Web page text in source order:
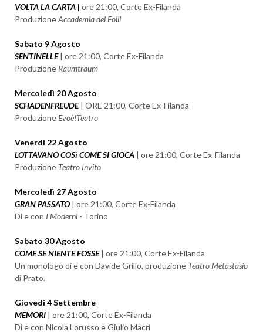
VOLTA LA CARTA | ore 21:00, Corte Ex-Filanda
ProduzioneAccademia dei Folli
Sabato 9 Agosto
SENTINELLE| ore 21:00, Corte Ex-Filanda
Produzione Raumtraum
Mercoledì 20 Agosto
SCHADENFREUDE| ORE 21:00, Corte Ex-Filanda
ProduzioneEvoè!Teatro
Venerdì 22 Agosto
LOTTAVANO COSì COME SI GIOCA | ore 21:00, Corte Ex-Filanda
Produzione Teatro Invito
Mercoledì 27 Agosto
GRAN PASSATO | ore 21:00, Corte Ex-Filanda
Di e con I Moderni - Torino
Sabato 30 Agosto
COME SE NIENTE FOSSE| ore 21:00, Corte Ex-Filanda
Un monologo di e con Davide Grillo, produzione Teatro Metastasio
di Prato.
Giovedì 4 Settembre
MEMORI | ore 21:00, Corte Ex-Filanda
Di e con Nicola Lorusso e Giulio Macrì